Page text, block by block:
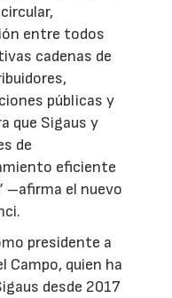
entre todos
cadenas de
públicas y
que Sigaus y
de
eficiente
–afirma el nuevo
presidente a
Campo, quien ha
desde 2017